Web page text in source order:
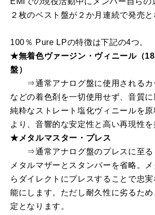
２枚のベスト盤が２か月連続で発売と
100％ Pure LPの特徴は下記の4つ。
★無着色ヴァージン・ヴィニール（
盤）
⇒通常アナログ盤に使用されるカ
などの着色剤を一切使用せず、音質
純粋なストレート塩化ヴィニールを
より、音響的な安定性と高い再現性を
★メタルマスター・プレス
⇒通常アナログ盤のプレスに至る
メタルマザーとスタンパーを省略。
らダイレクトにプレスすることで忠
能にします。ただし耐久性に劣るた
定となります。